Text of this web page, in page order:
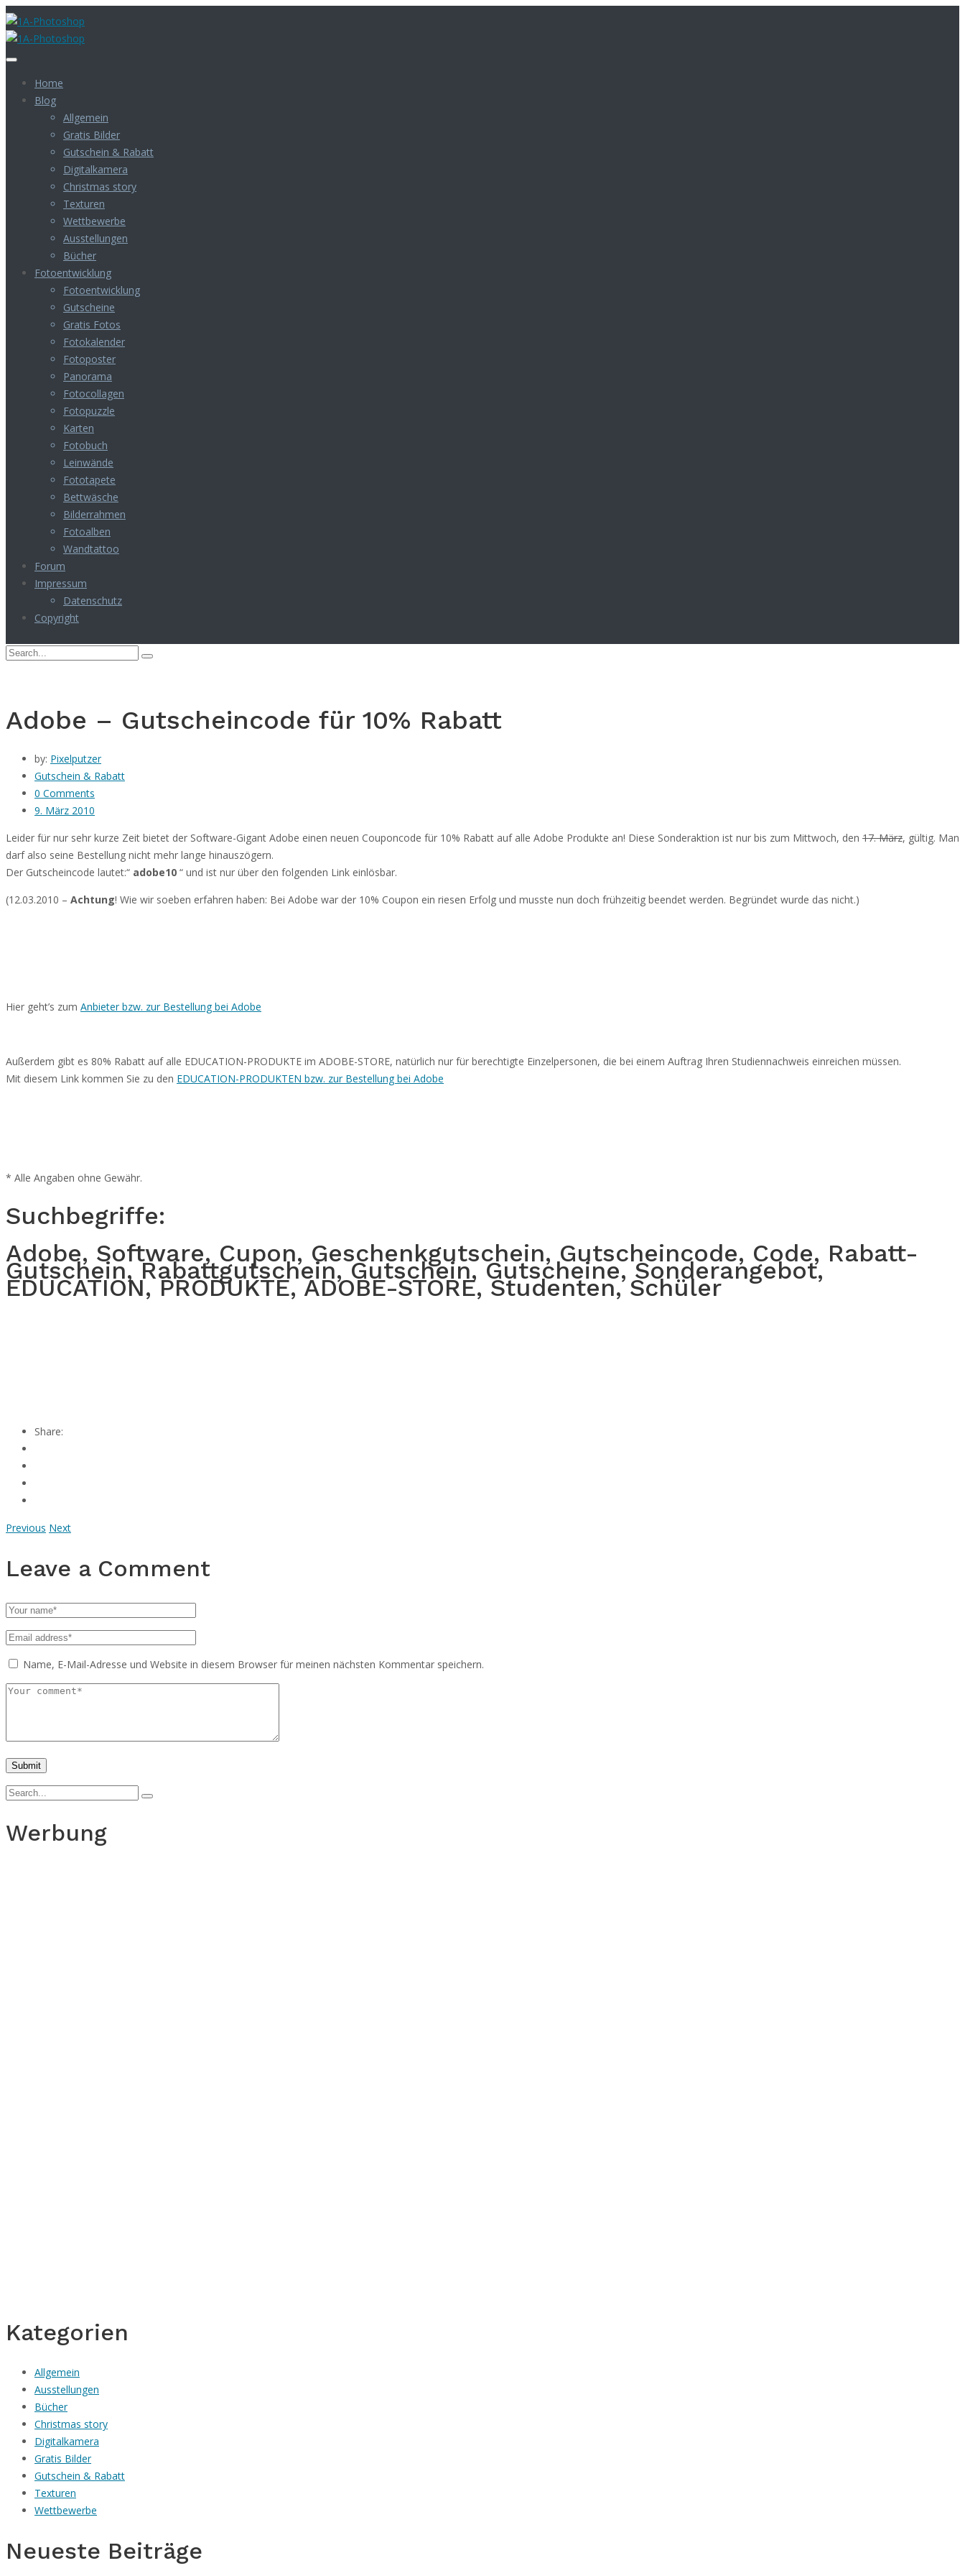
Home
Blog
Allgemein
Gratis Bilder
Gutschein & Rabatt
Digitalkamera
Christmas story
Texturen
Wettbewerbe
Ausstellungen
Bücher
Fotoentwicklung
Fotoentwicklung
Gutscheine
Gratis Fotos
Fotokalender
Fotoposter
Panorama
Fotocollagen
Fotopuzzle
Karten
Fotobuch
Leinwände
Fototapete
Bettwäsche
Bilderrahmen
Fotoalben
Wandtattoo
Forum
Impressum
Datenschutz
Copyright
Adobe – Gutscheincode für 10% Rabatt
by: Pixelputzer
Gutschein & Rabatt
0 Comments
9. März 2010
Leider für nur sehr kurze Zeit bietet der Software-Gigant Adobe einen neuen Couponcode für 10% Rabatt auf alle Adobe Produkte an! Diese Sonderaktion ist nur bis zum Mittwoch, den 17. März, gültig. Man
darf also seine Bestellung nicht mehr lange hinauszögern.
Der Gutscheincode lautet:“ adobe10 “ und ist nur über den folgenden Link einlösbar.
(12.03.2010 – Achtung! Wie wir soeben erfahren haben: Bei Adobe war der 10% Coupon ein riesen Erfolg und musste nun doch frühzeitig beendet werden. Begründet wurde das nicht.)
Hier geht’s zum Anbieter bzw. zur Bestellung bei Adobe
Außerdem gibt es 80% Rabatt auf alle EDUCATION-PRODUKTE im ADOBE-STORE, natürlich nur für berechtigte Einzelpersonen, die bei einem Auftrag Ihren Studiennachweis einreichen müssen.
Mit diesem Link kommen Sie zu den EDUCATION-PRODUKTEN bzw. zur Bestellung bei Adobe
* Alle Angaben ohne Gewähr.
Suchbegriffe:
Adobe, Software, Cupon, Geschenkgutschein, Gutscheincode, Code, Rabatt-
Gutschein, Rabattgutschein, Gutschein, Gutscheine, Sonderangebot,
EDUCATION, PRODUKTE, ADOBE-STORE, Studenten, Schüler
Share:
Previous Next
Leave a Comment
Name, E-Mail-Adresse und Website in diesem Browser für meinen nächsten Kommentar speichern.
Werbung
Kategorien
Allgemein
Ausstellungen
Bücher
Christmas story
Digitalkamera
Gratis Bilder
Gutschein & Rabatt
Texturen
Wettbewerbe
Neueste Beiträge